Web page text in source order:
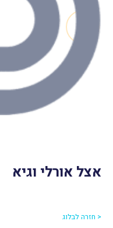
אצל אורלי וגיא
< חזרה לבלוג